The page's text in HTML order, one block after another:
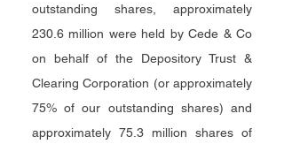
outstanding shares, approximately
230.6 million were held by Cede & Co
on behalf of the Depository Trust &
Clearing Corporation (or approximately
75% of our outstanding shares) and
approximately 75.3 million shares of